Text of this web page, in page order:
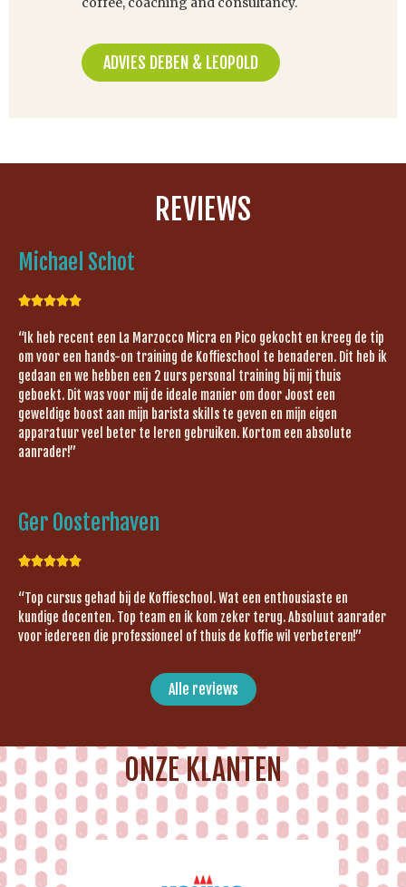
ADVIES DEBEN & LEOPOLD
REVIEWS
Michael Schot

“Ik heb recent een La Marzocco Micra en Pico gekocht en kreeg de tip
om voor een hands-on training de Koffieschool te benaderen. Dit heb ik
gedaan en we hebben een 2 uurs personal training bij mij thuis
geboekt. Dit was voor mij de ideale manier om door Joost een
geweldige boost aan mijn barista skills te geven en mijn eigen
apparatuur veel beter te leren gebruiken. Kortom een absolute
aanrader!”
Ger Oosterhaven

“Top cursus gehad bij de Koffieschool. Wat een enthousiaste en
kundige docenten. Top team en ik kom zeker terug. Absoluut aanrader
voor iedereen die professioneel of thuis de koffie wil verbeteren!”
Alle reviews
ONZE KLANTEN